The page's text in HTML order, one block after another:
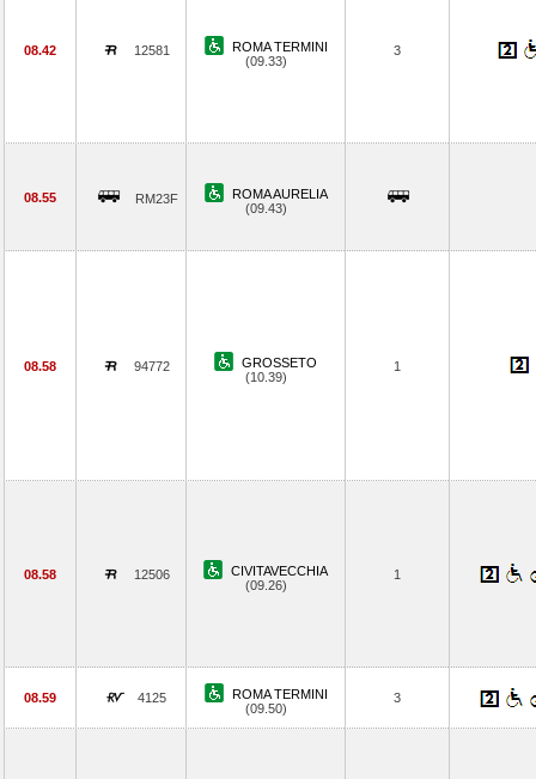
08.42 12581
ROMA TERMINI
(09.33)
3
08.55 RM23F
ROMA AURELIA
(09.43)
08.58 94772
GROSSETO
(10.39)
1
08.58 12506
CIVITAVECCHIA
(09.26)
1
08.59 4125
ROMA TERMINI
(09.50)
3